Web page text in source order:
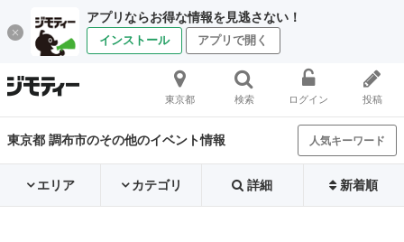
アプリならお得な情報を見逃さない！
インストール アプリで開く
東京都 検索 ログイン 投稿
東京都 調布市のその他のイベント情報 人気キーワード
エリア カテゴリ 詳細 新着順